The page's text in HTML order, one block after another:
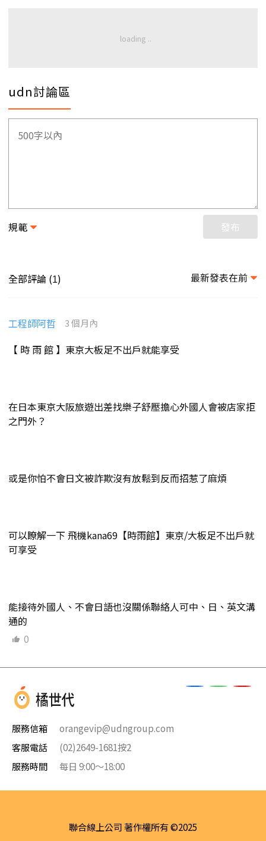
udn討論區
規範 發布
全部評論 (1) 最新發表在前
工程師阿哲 3 個月內
【 時 雨 館 】東京大板足不出戶就能享受
在日本東京大阪旅遊出差找樂子舒壓擔心外國人會被店家拒
之門外？
或是你怕不會日文被詐欺沒有放鬆到反而招惹了麻煩
可以瞭解一下 飛機kana69【時雨館】東京/大板足不出戶就
可享受
能接待外國人、不會日語也沒關係聯絡人可中、日、英文溝
通的
0
服務信箱
orangevip@udngroup.com
客服電話
(02)2649-1681按2
服務時間
每日 9:00～18:00
聯合線上公司 著作權所有 ©2025